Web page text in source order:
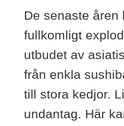
De senaste åren
fullkomligt
utbudet av
från enkla
till stora kedjor.
undantag. Här